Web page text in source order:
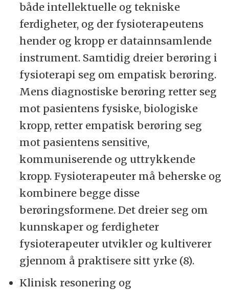
både intellektuelle og tekniske
ferdigheter, og der fysioterapeutens
hender og kropp er datainnsamlende
instrument. Samtidig dreier berøring i
fysioterapi seg om empatisk berøring.
Mens diagnostiske berøring retter seg
mot pasientens fysiske, biologiske
kropp, retter empatisk berøring seg
mot pasientens sensitive,
kommuniserende og uttrykkende
kropp. Fysioterapeuter må beherske og
kombinere begge disse
berøringsformene. Det dreier seg om
kunnskaper og ferdigheter
fysioterapeuter utvikler og kultiverer
gjennom å praktisere sitt yrke (8).
Klinisk resonering og